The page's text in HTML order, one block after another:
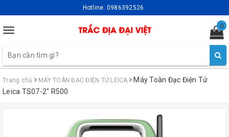
Hotline: 0986392526
Toggle
0
Trang chủ MÁY TOÀN ĐẠC ĐIỆN TỬ LEICA
Máy Toàn Đạc Điện Tử
Leica TS07-2" R500